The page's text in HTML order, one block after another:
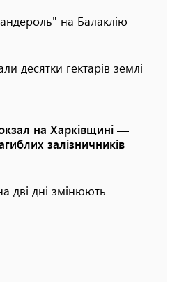
на Балаклію
десятки гектарів землі
на Харківщині —
залізничників
дві дні змінюють